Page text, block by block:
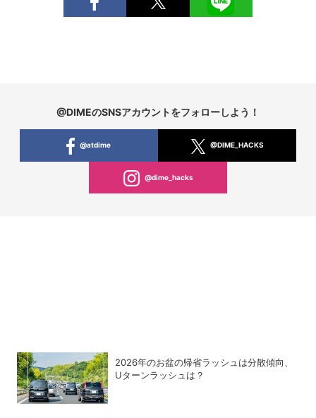
@DIMEのSNSアカウントをフォローしよう！
@atdime @DIME_HACKS
@dime_hacks
2026年のお盆の帰省ラッシュは分散傾向、
Uターンラッシュは？